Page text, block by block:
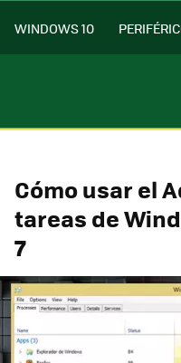
WINDOWS 10
Cómo usar el
tareas de
7